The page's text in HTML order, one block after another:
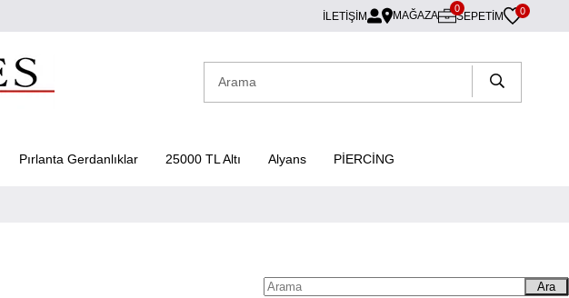
İLETİŞİM MAĞAZA SEPETIM
0 0
Pırlanta Gerdanlıklar 25000 TL Altı Alyans PİERCİNG
Ara